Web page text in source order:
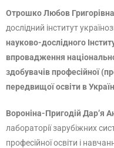
Отрошко Любов Григорівна
дослідний інститут
науково-дослідного
впровадження
здобувачів професійної
передвищої освіти в
Вороніна-Пригодій Дар’я
лабораторії зарубіжних
професійної освіти і